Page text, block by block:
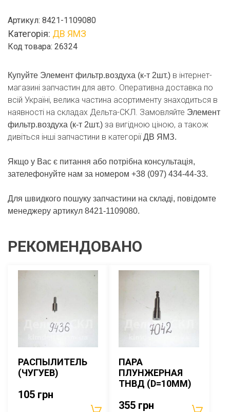
т
2шт.)
кількість
Артикул: 8421-1109080
Категорія: ДВ ЯМЗ
Код товара: 26324
Купуйте Элемент фильтр.воздуха (к-т 2шт.) в інтернет-
магазині запчастин для авто. Оперативна доставка по
всій Україні, велика частина асортименту знаходиться в
наявності на складах Дельта-СКЛ. Замовляйте Элемент
фильтр.воздуха (к-т 2шт.) за вигідною ціною, а також
дивіться інші запчастини в категоріїДВ ЯМЗ.
Якщо у Вас є питання або потрібна консультація,
зателефонуйте нам за номером +38 (097) 434-44-33.
Для швидкого пошуку запчастини на складі, повідомте
менеджеру артикул 8421-1109080.
РЕКОМЕНДОВАНО
РАСПЫЛИТЕЛЬ
(ЧУГУЕВ)
105 грн
ПАРА
ПЛУНЖЕРНАЯ
ТНВД (D=10ММ)
355 грн